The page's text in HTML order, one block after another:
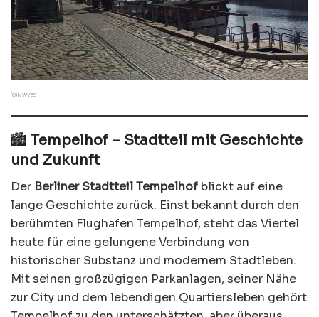
(C)NWY69
🏙️ Tempelhof – Stadtteil mit Geschichte
und Zukunft
Der Berliner Stadtteil Tempelhof blickt auf eine
lange Geschichte zurück. Einst bekannt durch den
berühmten Flughafen Tempelhof, steht das Viertel
heute für eine gelungene Verbindung von
historischer Substanz und modernem Stadtleben.
Mit seinen großzügigen Parkanlagen, seiner Nähe
zur City und dem lebendigen Quartiersleben gehört